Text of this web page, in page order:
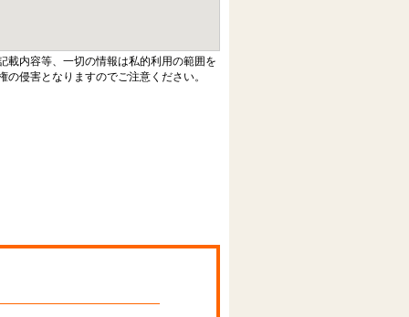
載内容等、一切の情報は私的利用の範囲を
侵害となりますのでご注意ください。